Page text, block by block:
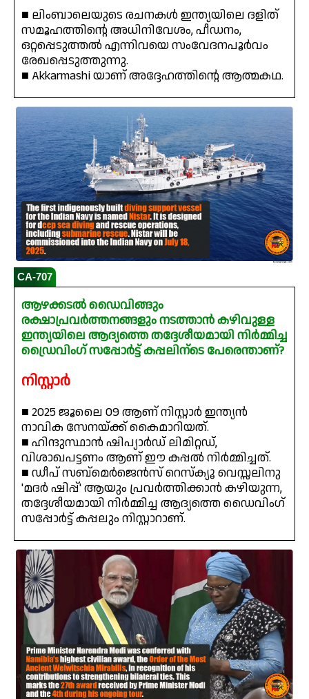
■ ലിംബാലെയുടെ രചനകൾ ഇന്ത്യയിലെ ദളിത്
സമൂഹത്തിന്റെ അധിനിവേശം, പീഡനം,
ഒറ്റപ്പെടുത്തൽ എന്നിവയെ സംവേദനപൂർവം
രേഖപ്പെടുത്തുന്നു.
■ Akkarmashi യാണ് അദ്ദേഹത്തിന്റെ ആത്മകഥ.
CA-707
ആഴക്കടൽ ഡൈവിങ്ങും
രക്ഷാപ്രവർത്തനങ്ങളും നടത്താൻ കഴിവുള്ള
ഇന്ത്യയിലെ ആദ്യത്തെ തദ്ദേശീയമായി നിർമ്മിച്ച
ഡ്രൈവിംഗ് സപ്പോർട്ട് കപ്പലിന്ടെ പേരെന്താണ്?
നിസ്റ്റാർ
■ 2025 ജൂലൈ 09 ആണ് നിസ്റ്റാർ ഇന്ത്യൻ
നാവിക സേനയ്ക്ക് കൈമാറിയത്.
■ ഹിന്ദുസ്ഥാൻ ഷിപ്യാർഡ് ലിമിറ്റഡ്,
വിശാഖപട്ടണം ആണ് ഈ കപ്പൽ നിർമ്മിച്ചത്.
■ ഡീപ് സബ്‌മെർജെൻസ് റെസ്ക്യൂ വെസ്സലിനു
'മദർ ഷിപ്പ്' ആയും പ്രവർത്തിക്കാൻ കഴിയുന്ന,
തദ്ദേശീയമായി നിർമ്മിച്ച ആദ്യത്തെ ഡൈവിംഗ്
സപ്പോർട്ട് കപ്പലും നിസ്റ്റാറാണ്.